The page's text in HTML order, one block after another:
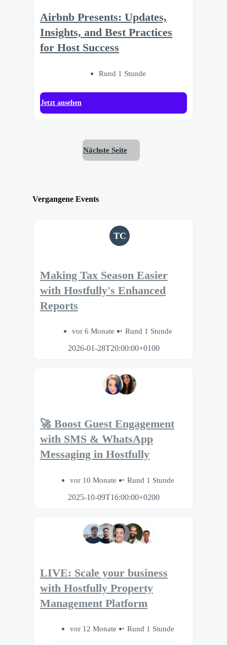
Airbnb Presents: Updates,
Insights, and Best Practices
for Host Success
Rund 1 Stunde
Jetzt ansehen
Nächste Seite
Vergangene Events
TC
Making Tax Season Easier
with Hostfully's Enhanced
Reports
vor 6 Monate
Rund 1 Stunde
2026-01-28T20:00:00+0100
🚀 Boost Guest Engagement
with SMS & WhatsApp
Messaging in Hostfully
vor 10 Monate
Rund 1 Stunde
2025-10-09T16:00:00+0200
LIVE: Scale your business
with Hostfully Property
Management Platform
vor 12 Monate Rund 1 Stunde